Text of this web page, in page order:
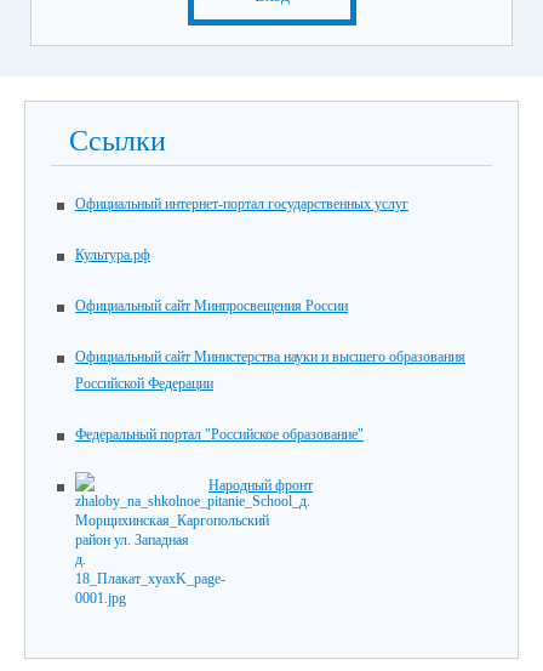
Ссылки
Официальный интернет-портал государственных услуг
Культура.рф
Официальный сайт Минпросвещения России
Официальный сайт Министерства науки и высшего образования
Российской Федерации
Федеральный портал "Российское образование"
Народный фронт